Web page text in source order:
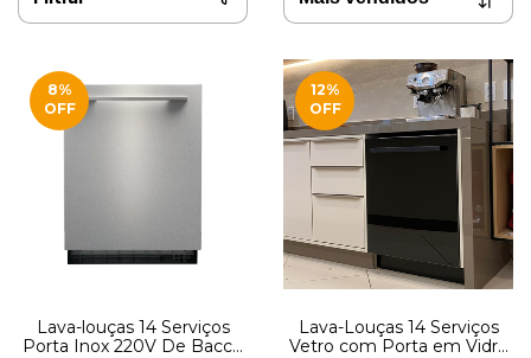
8%
OFF
Lava-louças 14 Serviços
Porta Inox 220V De Bacco
12%
OFF
Lava-Louças 14 Serviços
Vetro com Porta em Vidro